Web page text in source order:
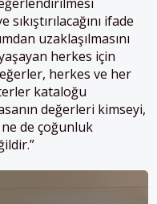
ifade
uzaklaşılmasını
herkes için
herkes ve her
kataloğu
değerleri kimseyi,
de çoğunluk